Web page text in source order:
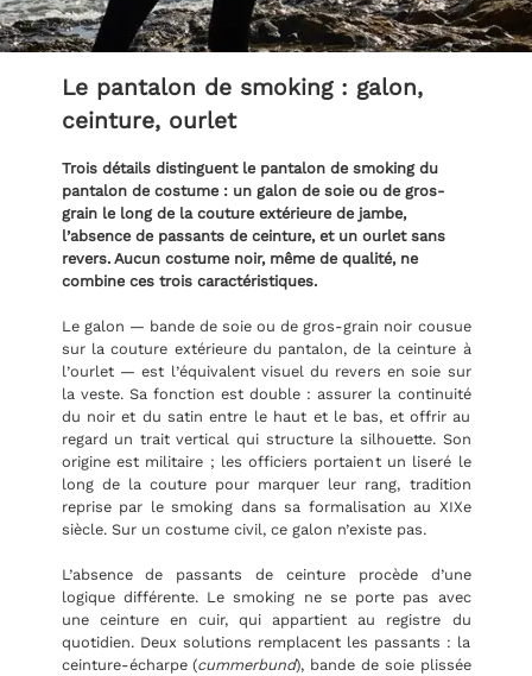
Le pantalon de smoking : galon,
ceinture, ourlet
Trois détails distinguent le pantalon de smoking du
pantalon de costume : un galon de soie ou de gros-
grain le long de la couture extérieure de jambe,
l’absence de passants de ceinture, et un ourlet sans
revers. Aucun costume noir, même de qualité, ne
combine ces trois caractéristiques.
Le galon — bande de soie ou de gros-grain noir cousue
sur la couture extérieure du pantalon, de la ceinture à
l’ourlet — est l’équivalent visuel du revers en soie sur
la veste. Sa fonction est double : assurer la continuité
du noir et du satin entre le haut et le bas, et offrir au
regard un trait vertical qui structure la silhouette. Son
origine est militaire ; les officiers portaient un liseré le
long de la couture pour marquer leur rang, tradition
reprise par le smoking dans sa formalisation au XIXe
siècle. Sur un costume civil, ce galon n’existe pas.
L’absence de passants de ceinture procède d’une
logique différente. Le smoking ne se porte pas avec
une ceinture en cuir, qui appartient au registre du
quotidien. Deux solutions remplacent les passants : la
ceinture-écharpe (cummerbund), bande de soie plissée